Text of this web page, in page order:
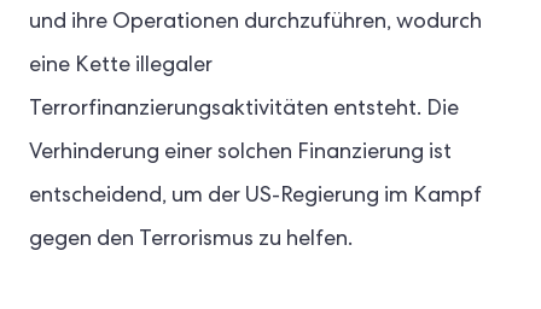
und ihre Operationen durchzuführen, wodurch
eine Kette illegaler
Terrorfinanzierungsaktivitäten entsteht. Die
Verhinderung einer solchen Finanzierung ist
entscheidend, um der US-Regierung im Kampf
gegen den Terrorismus zu helfen.